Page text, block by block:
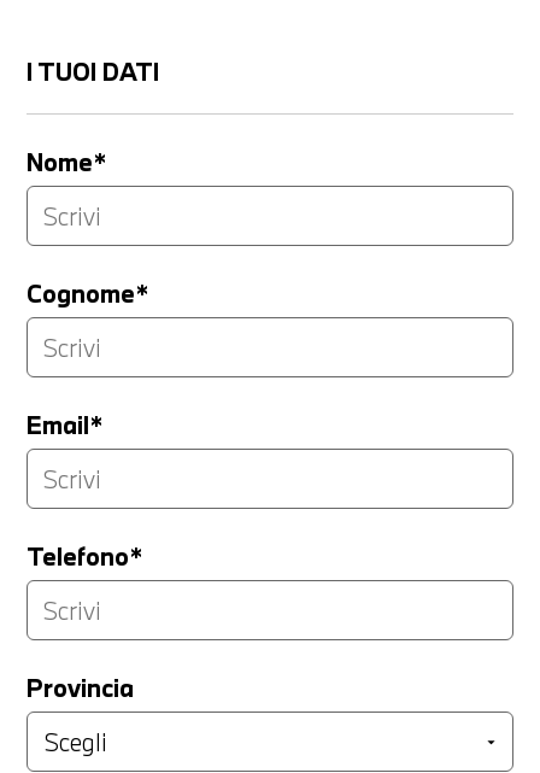
I TUOI DATI
Nome*
Cognome*
Email*
Telefono*
Provincia